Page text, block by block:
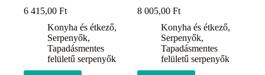
6 415,00 Ft
Konyha és étkező,
Serpenyők,
Tapadásmentes
felületű serpenyők
8 005,00Ft
Konyha és étkező,
Serpenyők,
Tapadásmentes
felületű serpenyők